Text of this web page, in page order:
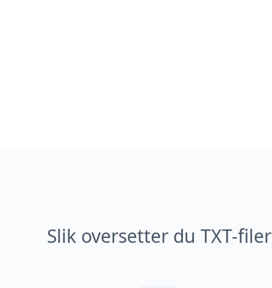
Slik oversetter du TXT-filer